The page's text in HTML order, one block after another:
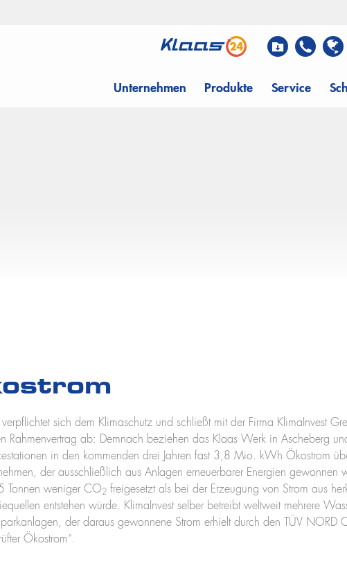
Unternehmen Produkte Service
verpflichtet sich dem Klimaschutz und schließt mit der Firma KlimaInvest
Rahmenvertrag ab: Demnach beziehen das Klaas Werk in Ascheberg
in den kommenden drei Jahren fast 3,8 Mio. kWh Ökostrom
der ausschließlich aus Anlagen erneuerbarer Energien gewonnen
Tonnen weniger CO2freigesetzt als bei der Erzeugung von Strom aus
entstehen würde. KlimaInvest selber betreibt weltweit mehrere
der daraus gewonnene Strom erhielt durch den TÜV NORD
Ökostrom“.